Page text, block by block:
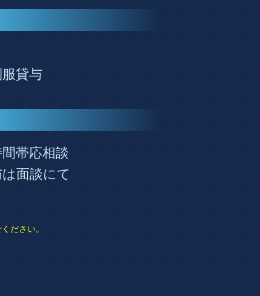
貸与
帯応相談
面談にて
ださい。